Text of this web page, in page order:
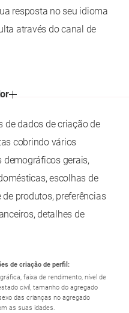
resposta no seu idioma
através do canal de
de dados de criação de
cobrindo vários
gerais,
escolhas de
produtos, preferências
detalhes de
de criação de perfil:
faixa de rendimento, nível de
civil, tamanho do agregado
das crianças no agregado
as suas idades.